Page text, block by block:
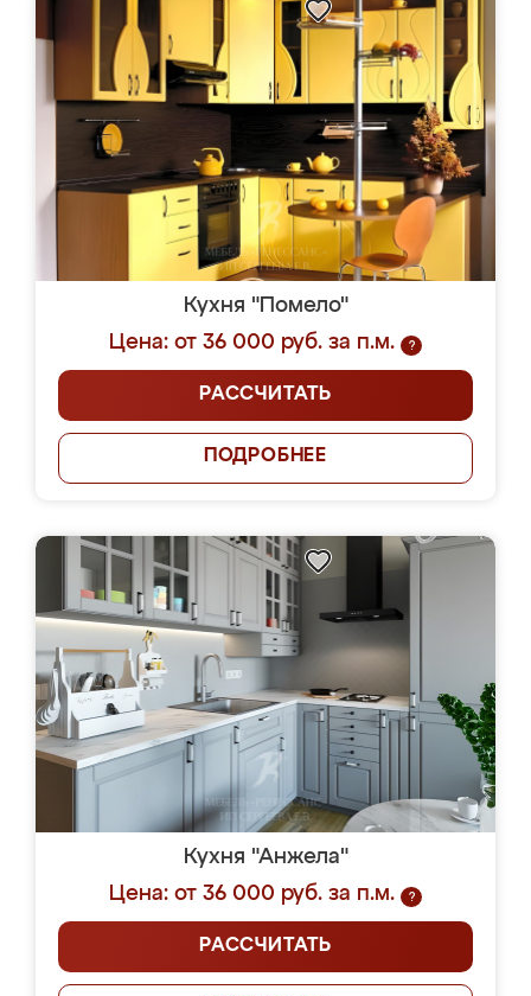
Кухня "Помело"
Цена: от 36 000 руб. за п.м.
?
РАССЧИТАТЬ
ПОДРОБНЕЕ
Кухня "Анжела"
Цена: от 36 000 руб. за п.м.
?
РАССЧИТАТЬ